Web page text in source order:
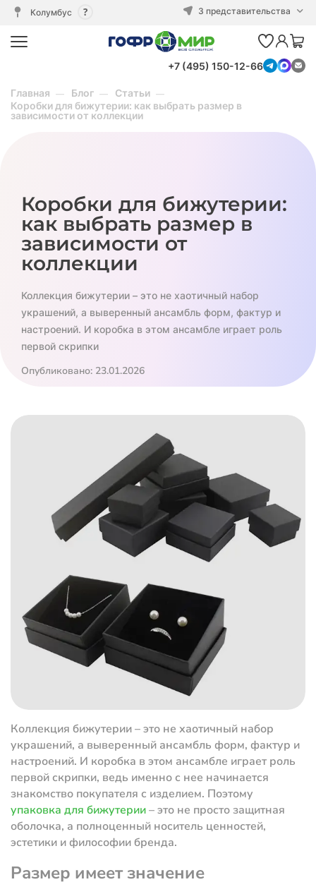
Колумбус 3 представительства
+7 (495) 150-12-66
Главная Блог
Статьи
Коробки для бижутерии: как выбрать размер в
зависимости от коллекции
Коробки для бижутерии:
как выбрать размер в
зависимости от
коллекции
Коллекция бижутерии – это не хаотичный набор
украшений, а выверенный ансамбль форм, фактур и
настроений. И коробка в этом ансамбле играет роль
первой скрипки
Опубликовано: 23.01.2026
Коллекция бижутерии – это не хаотичный набор
украшений, а выверенный ансамбль форм, фактур и
настроений. И коробка в этом ансамбле играет роль
первой скрипки, ведь именно с нее начинается
знакомство покупателя с изделием. Поэтому
упаковка для бижутерии– это не просто защитная
оболочка, а полноценный носитель ценностей,
эстетики и философии бренда.
Размер имеет значение